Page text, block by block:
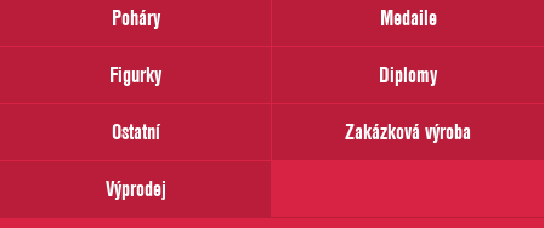
email
Poháry
Medaile
Figurky
Diplomy
Ostatní
Zakázková výroba
Výprodej